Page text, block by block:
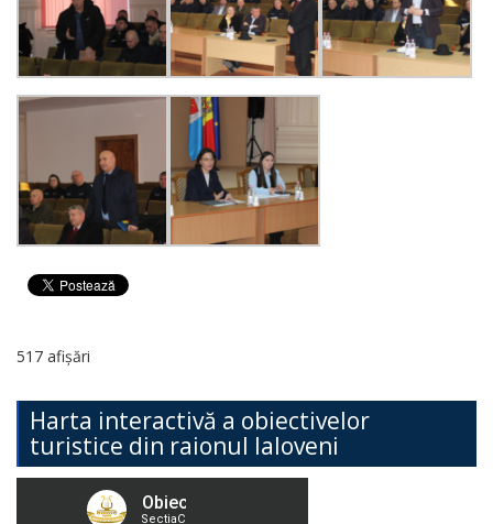
517 afișări
Harta interactivă a obiectivelor
turistice din raionul Ialoveni